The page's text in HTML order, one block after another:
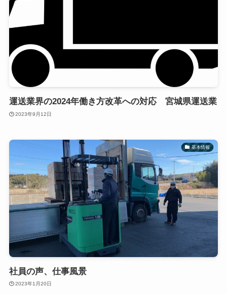
運送業界の2024年働き方改革への対応 宮城県運送業
2023年9月12日
基本情報
社員の声、仕事風景
2023年1月20日